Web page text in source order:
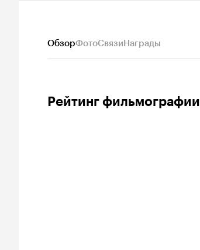
ОбзорФотоСвязиНаграды
Рейтинг фильмографии